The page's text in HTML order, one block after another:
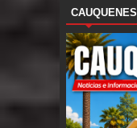
CAUQUENES